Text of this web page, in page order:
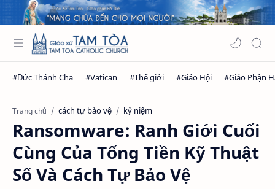
Trang chủ cách tự bảo vệ kỷ niệm
Ransomware: Ranh Giới Cuối
Cùng Của Tống Tiền Kỹ Thuật
Số Và Cách Tự Bảo Vệ